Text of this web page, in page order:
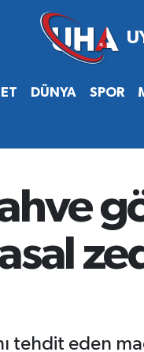
DÜNYA SPOR
tehdit eden